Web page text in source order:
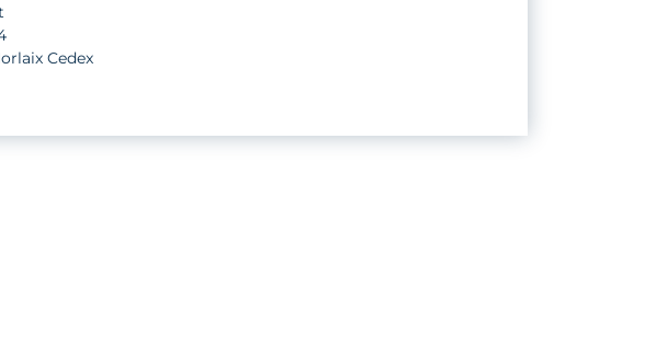
Cedex